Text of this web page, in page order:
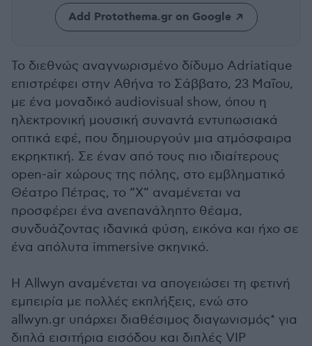
Add Protothema.gr on Google
Το διεθνώς αναγνωρισμένο δίδυμο Adriatique
επιστρέφει στην Αθήνα το Σάββατο, 23 Μαΐου,
με ένα μοναδικό audiovisual show, όπου η
ηλεκτρονική μουσική συναντά εντυπωσιακά
οπτικά εφέ, που δημιουργούν μια ατμόσφαιρα
εκρηκτική. Σε έναν από τους πιο ιδιαίτερους
open-air χώρους της πόλης, στο εμβληματικό
Θέατρο Πέτρας, το “X” αναμένεται να
προσφέρει ένα ανεπανάληπτο θέαμα,
συνδυάζοντας ιδανικά φύση, εικόνα και ήχο σε
ένα απόλυτα immersive σκηνικό.
Η Allwyn αναμένεται να απογειώσει τη φετινή
εμπειρία με πολλές εκπλήξεις, ενώ στο
allwyn.gr υπάρχει διαθέσιμος διαγωνισμός* για
διπλά εισιτήρια εισόδου και διπλές VIP